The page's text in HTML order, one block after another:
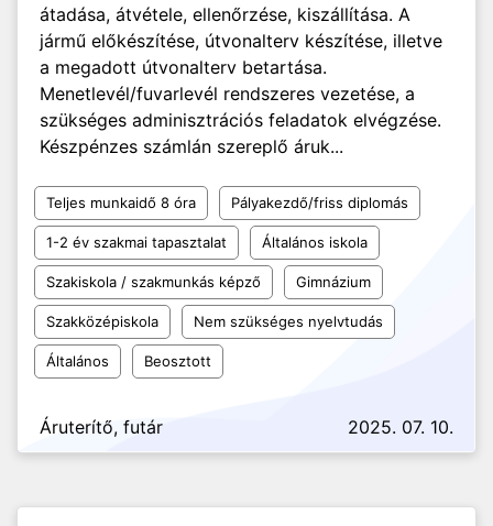
átadása, átvétele, ellenőrzése, kiszállítása. A
jármű előkészítése, útvonalterv készítése, illetve
a megadott útvonalterv betartása.
Menetlevél/fuvarlevél rendszeres vezetése, a
szükséges adminisztrációs feladatok elvégzése.
Készpénzes számlán szereplő áruk...
Teljes munkaidő 8 óra Pályakezdő/friss diplomás
1-2 év szakmai tapasztalat Általános iskola
Szakiskola / szakmunkás képző Gimnázium
Szakközépiskola Nem szükséges nyelvtudás
Általános Beosztott
Áruterítő, futár 2025. 07. 10.